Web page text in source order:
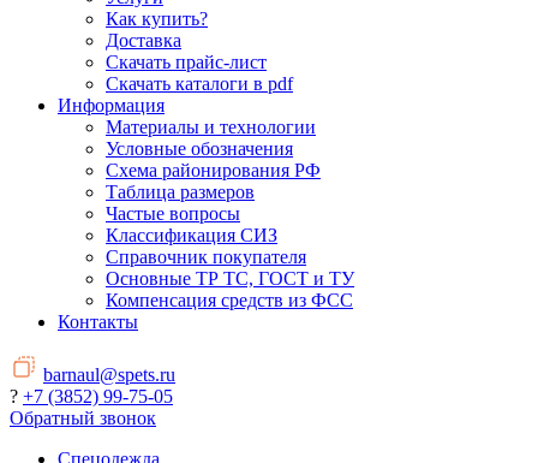
Как купить?
Доставка
Скачать прайс-лист
Скачать каталоги в pdf
Информация
Материалы и технологии
Условные обозначения
Схема районирования РФ
Таблица размеров
Частые вопросы
Классификация СИЗ
Справочник покупателя
Основные ТР ТС, ГОСТ и ТУ
Компенсация средств из ФСС
Контакты
barnaul@spets.ru
? +7 (3852) 99-75-05
Обратный звонок
Спецодежда